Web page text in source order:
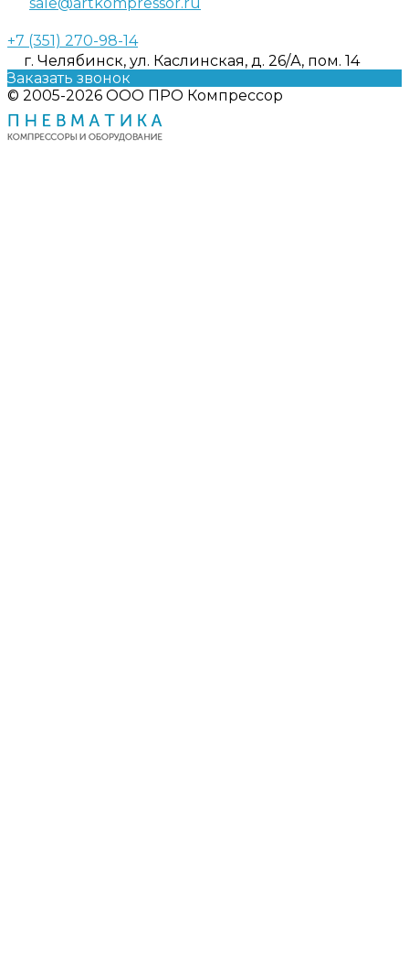
+7 (351) 270-98-14
г. Челябинск, ул. Каслинская, д. 26/А, пом. 14
Заказать звонок
© 2005-2026 ООО ПРО Компрессор